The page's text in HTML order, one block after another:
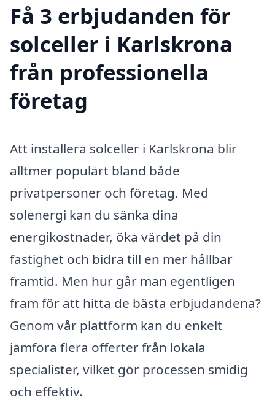
Få 3 erbjudanden för
solceller i Karlskrona
från professionella
företag
Att installera solceller i Karlskrona blir
alltmer populärt bland både
privatpersoner och företag. Med
solenergi kan du sänka dina
energikostnader, öka värdet på din
fastighet och bidra till en mer hållbar
framtid. Men hur går man egentligen
fram för att hitta de bästa erbjudandena?
Genom vår plattform kan du enkelt
jämföra flera offerter från lokala
specialister, vilket gör processen smidig
och effektiv.